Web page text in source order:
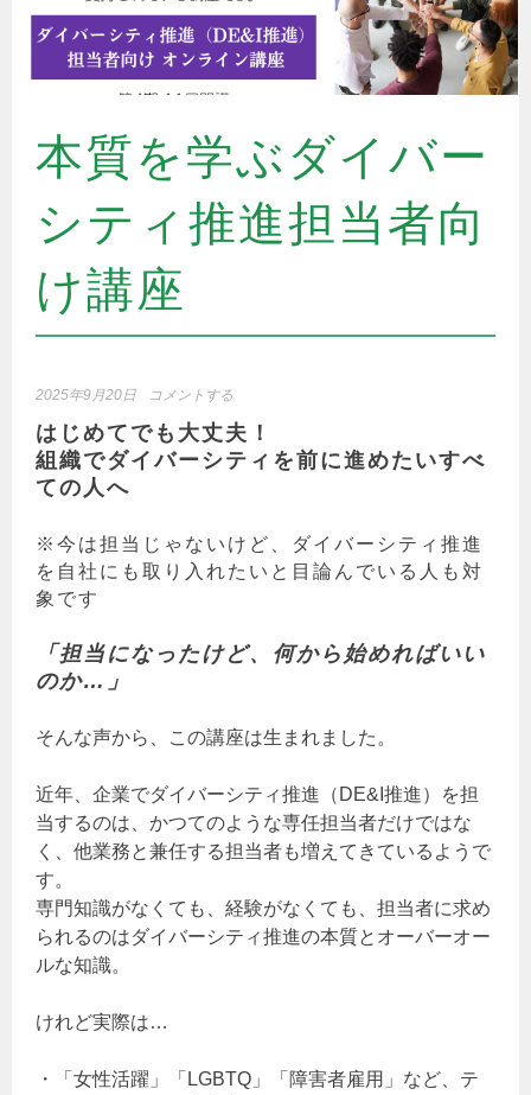
本質を学ぶダイバー
シティ推進担当者向
け講座
2025年9月20日 コメントする
はじめてでも大丈夫！
組織でダイバーシティを前に進めたいすべ
ての人へ
※今は担当じゃないけど、ダイバーシティ推進
を自社にも取り入れたいと目論んでいる人も対
象です
「担当になったけど、何から始めればいい
のか…」
そんな声から、この講座は生まれました。
近年、企業でダイバーシティ推進（DE&I推進）を担
当するのは、かつてのような専任担当者だけではな
く、他業務と兼任する担当者も増えてきているようで
す。
専門知識がなくても、経験がなくても、担当者に求め
られるのはダイバーシティ推進の本質とオーバーオー
ルな知識。
けれど実際は…
・「女性活躍」「LGBTQ」「障害者雇用」など、テ